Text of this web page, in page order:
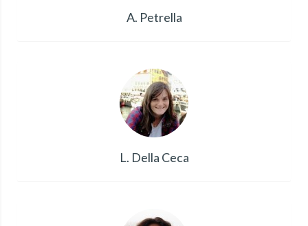
A. Petrella
L. Della Ceca